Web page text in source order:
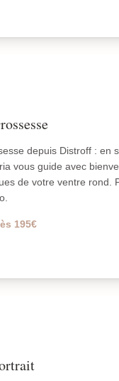
depuis Distroff : en
vous guide avec
de votre ventre rond.
195€